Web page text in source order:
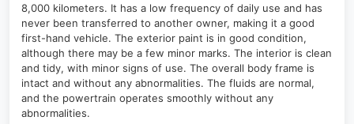
8,000 kilometers. It has a low frequency of daily use and has
never been transferred to another owner, making it a good
first-hand vehicle. The exterior paint is in good condition,
although there may be a few minor marks. The interior is clean
and tidy, with minor signs of use. The overall body frame is
intact and without any abnormalities. The fluids are normal,
and the powertrain operates smoothly without any
abnormalities.